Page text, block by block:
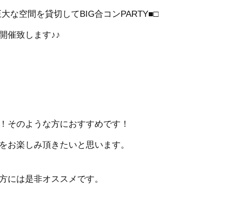
な空間を貸切してBIG合コンPARTY■□
催致します♪♪
そのような方におすすめです！
お楽しみ頂きたいと思います。
には是非オススメです。